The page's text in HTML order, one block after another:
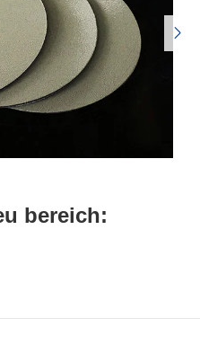

bereich: